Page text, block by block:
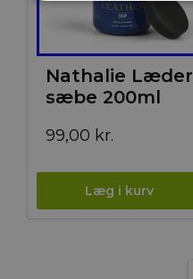
Nathalie Læder
sæbe 200ml
99,00 kr.